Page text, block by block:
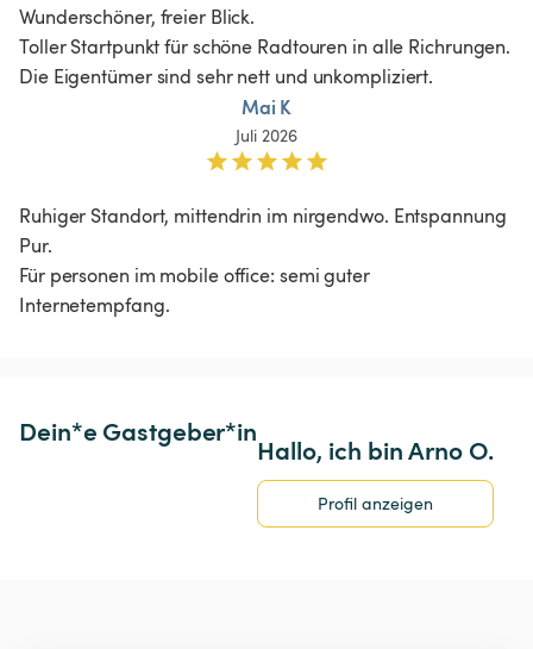
Wunderschöner, freier Blick.
Toller Startpunkt für schöne Radtouren in alle Richrungen.
Mai K
Juli 2026
Ruhiger Standort, mittendrin im nirgendwo. Entspannung
Pur.
Für personen im mobile office: semi guter
Internetempfang.
Dein*e Gastgeber*in
Hallo, ich bin Arno O.
Profil anzeigen